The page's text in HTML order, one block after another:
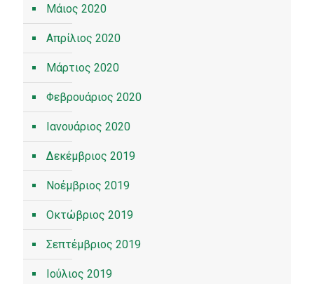
Μάιος 2020
Απρίλιος 2020
Μάρτιος 2020
Φεβρουάριος 2020
Ιανουάριος 2020
Δεκέμβριος 2019
Νοέμβριος 2019
Οκτώβριος 2019
Σεπτέμβριος 2019
Ιούλιος 2019